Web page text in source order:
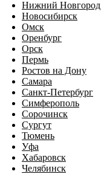
Нижний Новгород
Новосибирск
Омск
Оренбург
Орск
Пермь
Ростов на Дону
Самара
Санкт-Петербург
Симферополь
Сорочинск
Сургут
Тюмень
Уфа
Хабаровск
Челябинск